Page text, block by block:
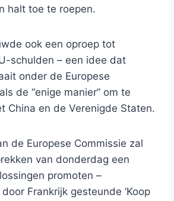
halt toe te roepen.
ook een oproep tot
schulden – een idee dat
onder de Europese
de “enige manier” om te
China en de Verenigde Staten.
de Europese Commissie zal
van donderdag een
promoten –
Frankrijk gesteunde ‘Koop